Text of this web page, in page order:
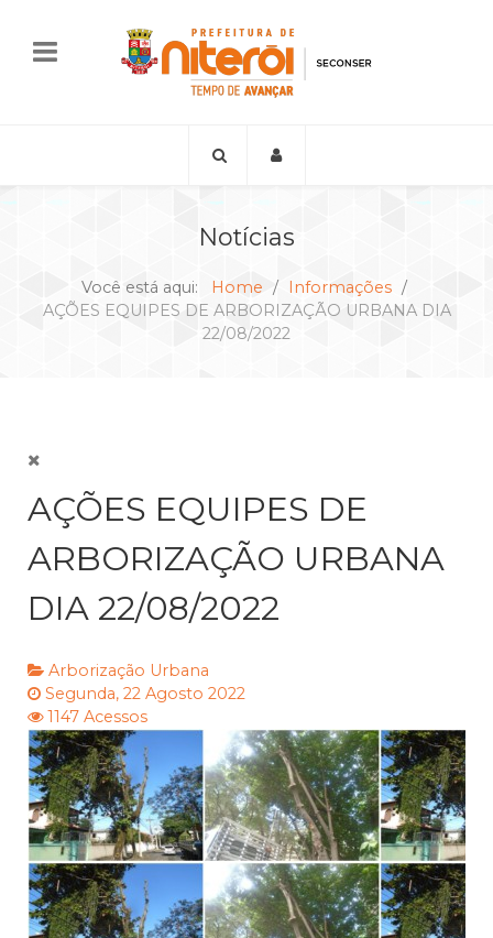
Notícias
Você está aqui: Home
Informações
AÇÕES EQUIPES DE ARBORIZAÇÃO URBANA DIA
22/08/2022
AÇÕES EQUIPES DE
ARBORIZAÇÃO URBANA
DIA 22/08/2022
Arborização Urbana
Segunda, 22 Agosto 2022
1147 Acessos